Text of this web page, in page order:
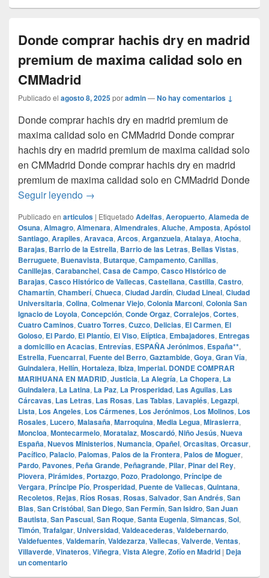
Donde comprar hachis dry en madrid
premium de maxima calidad solo en
CMMadrid
Publicado el agosto 8, 2025poradmin—No hay comentarios ↓
Donde comprar hachis dry en madrid premium de
maxima calidad solo en CMMadrid Donde comprar
hachis dry en madrid premium de maxima calidad solo
en CMMadrid Donde comprar hachis dry en madrid
premium de maxima calidad solo en CMMadrid Donde
Seguir leyendo Donde comprar hachis dry en madrid
→
Publicado en articulos | Etiquetado Adelfas, Aeropuerto, Alameda de
Osuna, Almagro, Almenara, Almendrales, Aluche, Amposta, Apóstol
Santiago, Arapiles, Aravaca, Arcos, Arganzuela, Atalaya, Atocha,
Barajas, Barrio de la Estrella, Barrio de las Letras, Bellas Vistas,
Berruguete, Buenavista, Butarque, Campamento, Canillas,
Canillejas, Carabanchel, Casa de Campo, Casco Histórico de
Barajas, Casco Histórico de Vallecas, Castellana, Castilla, Castro,
Chamartín, Chamberí, Chueca, Ciudad Jardín, Ciudad Lineal, Ciudad
Universitaria, Colina, Colmenar Viejo, Colonia Marconi, Colonia San
Ignacio de Loyola, Concepción, Conde Orgaz, Corralejos, Cortes,
Cuatro Caminos, Cuatro Torres, Cuzco, Delicias, El Carmen, El
Goloso, El Pardo, El Plantío, El Viso, Elíptica, Embajadores, Entregas
a domicilio en Acacias, Entrevías, ESPAÑA Jerónimos, España**,
Estrella, Fuencarral, Fuente del Berro, Gaztambide, Goya, Gran Vía,
Guindalera, Hellín, Hortaleza, Ibiza, Imperial. DONDE COMPRAR
MARIHUANA EN MADRID, Justicia, La Alegría, La Chopera, La
Guindalera, La Latina, La Paz, La Prosperidad, Las Aguilas, Las
Cárcavas, Las Letras, Las Rosas, Las Tablas, Lavapiés, Legazpi,
Lista, Los Angeles, Los Cármenes, Los Jerónimos, Los Molinos, Los
Rosales, Lucero, Malasaña, Marroquina, Media Legua, Mirasierra,
Moncloa, Montecarmelo, Moratalaz, Moscardó, Niño Jesús, Nueva
España, Nuevos Ministerios, Numancia, Opañel, Orcasitas, Orcasur,
Pacífico, Palacio, Palomas, Palos de la Frontera, Palos de Moguer,
Pardo, Pavones, Peña Grande, Peñagrande, Pilar, Pinar del Rey,
Piovera, Pirámides, Portazgo, Pozo, Pradolongo, Príncipe de
Vergara, Príncipe Pío, Prosperidad, Puente de Vallecas, Quintana,
Recoletos, Rejas, Ríos Rosas, Rosas, Salvador, San Andrés, San
Blas, San Cristóbal, San Diego, San Fermín, San Isidro, San Juan
Bautista, San Pascual, San Roque, Santa Eugenia, Simancas, Sol,
Timón, Trafalgar, Universidad, Valdeacederas, Valdebernardo,
Valdefuentes, Valdemarín, Valdezarza, Vallecas, Valverde, Ventas,
Villaverde, Vinateros, Viñegra, Vista Alegre, Zofío en Madrid | Deja
un comentario